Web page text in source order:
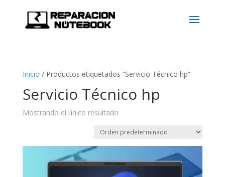
Inicio / Productos etiquetados “Servicio Técnico hp”
Servicio Técnico hp
Mostrando el único resultado